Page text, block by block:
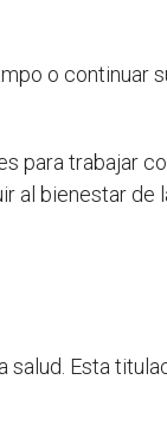
o continuar
para trabajar
al bienestar de
Esta